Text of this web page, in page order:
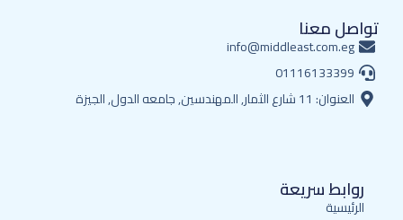
روابط سريعة
الرئيسية
تواصل معنا
info@middleast.com.eg
01116133399
العنوان: 11 شارع الثمار, المهندسين, جامعه الدول, الجيزة